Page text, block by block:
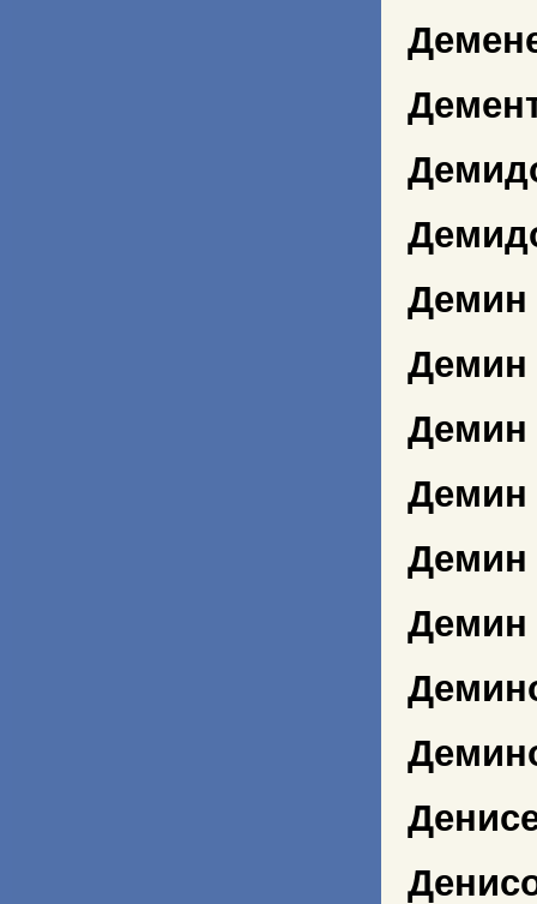
Демин
Демин
Демин
Демин
Демин
Демин